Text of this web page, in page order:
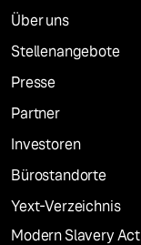
Über uns
Stellenangebote
Presse
Partner
Investoren
Bürostandorte
Yext-Verzeichnis
Modern Slavery Act